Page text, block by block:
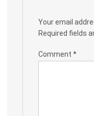
Your email
Required fields
Comment *